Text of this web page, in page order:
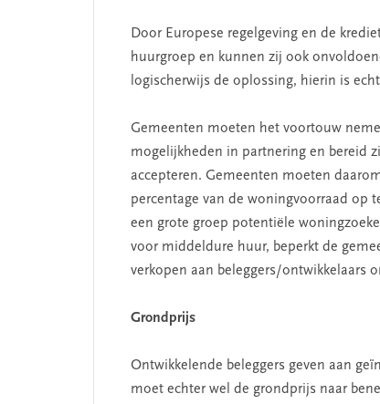
Door Europese regelgeving en de
huurgroep en kunnen zij ook
logischerwijs de oplossing, hierin is
Gemeenten moeten het voortouw
mogelijkheden in partnering en bereid
accepteren. Gemeenten moeten
percentage van de woningvoorraad op
een grote groep potentiële
voor middeldure huur, beperkt de
verkopen aan beleggers/ontwikkelaars
Grondprijs
Ontwikkelende beleggers geven aan
moet echter wel de grondprijs naar
missie van Segment
‘Persoonlijk
begint bij